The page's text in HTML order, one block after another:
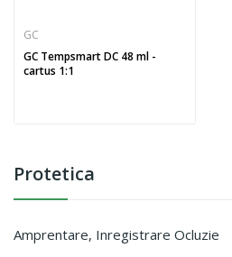
Protetica
Amprentare, Inregistrare Ocluzie
GC
GC Tempsmart DC 48 ml -
cartus 1:1